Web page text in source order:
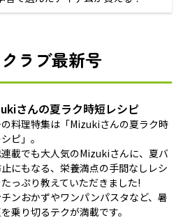
ラブ最新号
さんの夏ラク時短レシピ
料理特集は「Mizukiさんの夏ラク時
ピ」。
載でも大人気のMizukiさんに、夏バ
にもなる、栄養満点の手間なしレシ
っぷり教えていただきました!
チンおかずやワンパンパスタなど、暑
乗り切るテクが満載です。